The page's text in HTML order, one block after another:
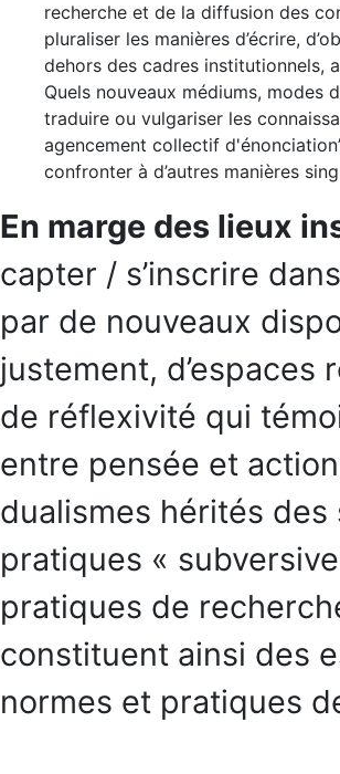
recherche et de la diffusion des
pluraliser les manières d’écrire,
dehors des cadres institutionnels,
Quels nouveaux médiums, modes
traduire ou vulgariser les
agencement collectif
confronter à d’autres manières
En marge des lieux
capter / s’inscrire
par de nouveaux
justement, d’espaces
de réflexivité qui
entre pensée et
dualismes hérités
pratiques «
pratiques de
constituent ainsi des
normes et pratiques